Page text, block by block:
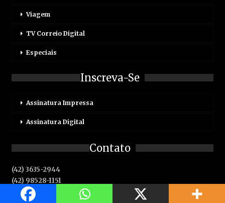
Viagem
TV Correio Digital
Especiais
Inscreva-Se
Assinatura Impressa
Assinatura Digital
Contato
(42) 3635-2944
(42) 98528-1151